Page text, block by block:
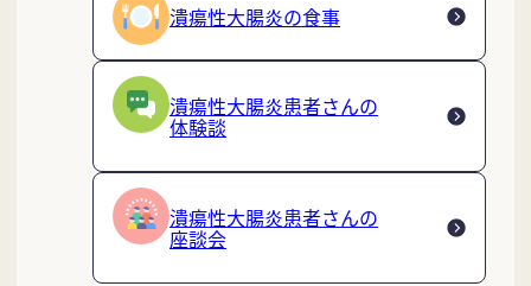
潰瘍性大腸炎の食事
潰瘍性大腸炎患者さんの
体験談
潰瘍性大腸炎患者さんの
座談会